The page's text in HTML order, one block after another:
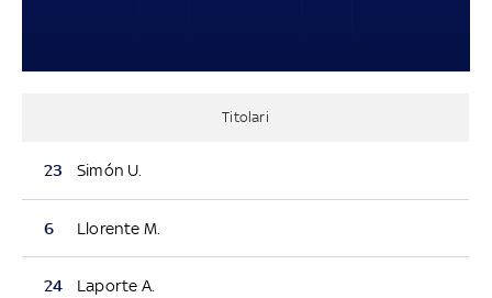
Titolari
23 Simón U.
6 Llorente M.
24 Laporte A.